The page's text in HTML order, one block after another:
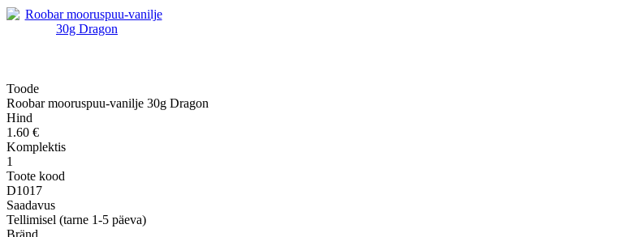
Toode
Roobar mooruspuu-vanilje 30g Dragon
Hind
1.60 €
Komplektis
1
Toote kood
D1017
Saadavus
Tellimisel (tarne 1-5 päeva)
Bränd